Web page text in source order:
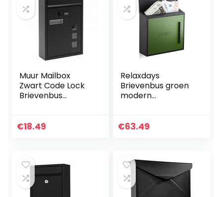
Muur Mailbox
Zwart Code Lock
Brievenbus
€18.49
Relaxdays
Brievenbus groen
modern
staal, groot, HxBxD:
€63.49